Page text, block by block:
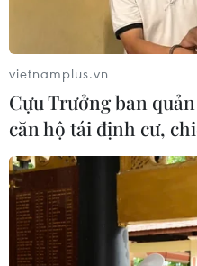
số 8 vụ nổ xảy ra ngày 21/
vietnamplus.vn
Cựu Trưởng ban
căn hộ tái định cư,